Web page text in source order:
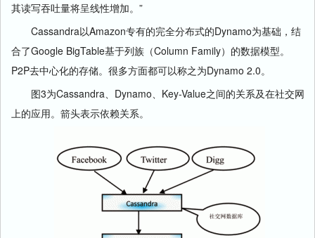
其读写吞吐量将呈线性增加。”
Cassandra以Amazon专有的完全分布式的Dynamo为基础，结
合了Google BigTable基于列族（Column Family）的数据模型。
P2P去中心化的存储。很多方面都可以称之为Dynamo 2.0。
图3为Cassandra、Dynamo、Key-Value之间的关系及在社交网
上的应用。箭头表示依赖关系。